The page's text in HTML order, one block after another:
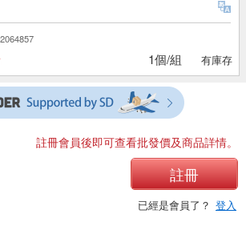
1個/組 有庫存
註冊會員後即可查看批發價及商品詳情。
註冊
已經是會員了？ 登入